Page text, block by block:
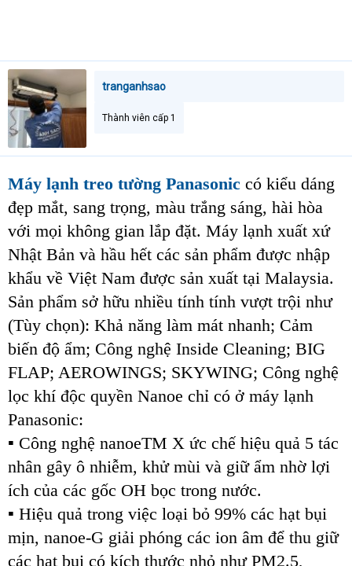
tranganhsao
Thành viên cấp 1
Máy lạnh treo tường Panasonic có kiểu dáng
đẹp mắt, sang trọng, màu trắng sáng, hài hòa
với mọi không gian lắp đặt. Máy lạnh xuất xứ
Nhật Bản và hầu hết các sản phẩm được nhập
khẩu về Việt Nam được sản xuất tại Malaysia.
Sản phẩm sở hữu nhiều tính tính vượt trội như
(Tùy chọn): Khả năng làm mát nhanh; Cảm
biến độ ẩm; Công nghệ Inside Cleaning; BIG
FLAP; AEROWINGS; SKYWING; Công nghệ
lọc khí độc quyền Nanoe chỉ có ở máy lạnh
Panasonic:
▪ Công nghệ nanoeTM X ức chế hiệu quả 5 tác
nhân gây ô nhiễm, khử mùi và giữ ẩm nhờ lợi
ích của các gốc OH bọc trong nước.
▪ Hiệu quả trong việc loại bỏ 99% các hạt bụi
mịn, nanoe-G giải phóng các ion âm để thu giữ
các hạt bụi có kích thước nhỏ như PM2.5,